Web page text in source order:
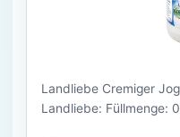
Landliebe Cremiger
Landliebe: Füllmenge: